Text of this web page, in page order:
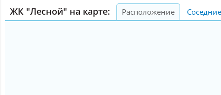
ЖК "Лесной" на карте: Расположение